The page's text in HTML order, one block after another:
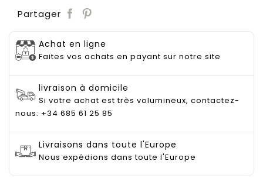
Partager
Achat en ligne
Faites vos achats en payant sur notre site
livraison à domicile
Si votre achat est très volumineux, contactez-
nous: +34 685 61 25 85
Livraisons dans toute l'Europe
Nous expédions dans toute l'Europe